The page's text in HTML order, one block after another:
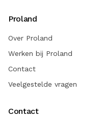
Proland
Over Proland
Werken bij Proland
Contact
Veelgestelde vragen
Contact